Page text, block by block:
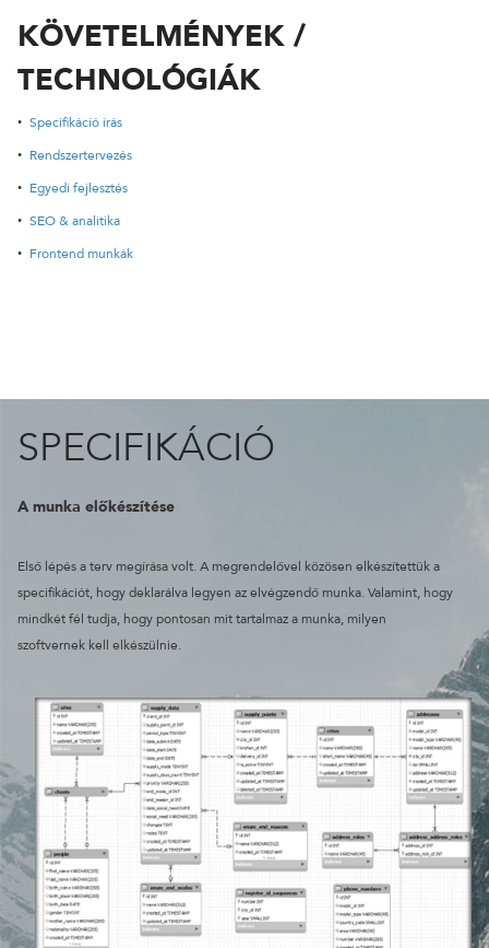
*munkanapokon
KÖVETELMÉNYEK /
TECHNOLÓGIÁK
Specifikáció írás
Rendszertervezés
Egyedi fejlesztés
SEO & analitika
Frontend munkák
SPECIFIKÁCIÓ
A munka előkészítése
Első lépés a terv megírása volt. A megren­delővel közösen elkészítettük a
specifikációt, hogy deklarálva legyen az elvégzendő munka. Valamint, hogy
mindkét fél tudja, hogy pontosan mit tartalmaz a munka, milyen
szoftvernek kell elkészülnie.